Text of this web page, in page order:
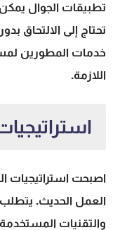
تطبيقات الجوال
تحتاج إلى الالتحاق
خدمات المطورين
اللازمة.
اصبحت استراتيجيات
العمل الحديث.
والتقنيات